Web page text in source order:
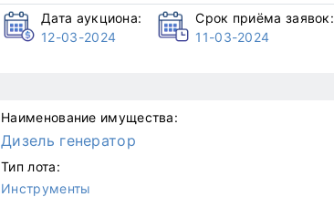
Дата аукциона:
12-03-2024
Срок приёма заявок:
11-03-2024
Наименование имущества:
Дизель генератор
Тип лота:
Инструменты